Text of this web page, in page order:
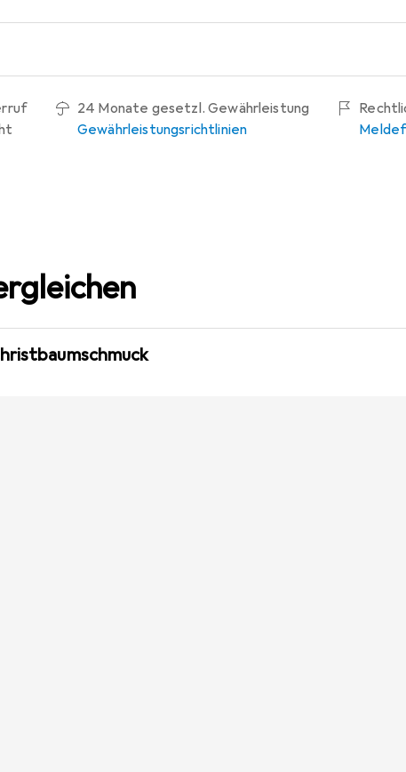
24 Monate gesetzl. Gewährleistung
Gewährleistungsrichtlinien